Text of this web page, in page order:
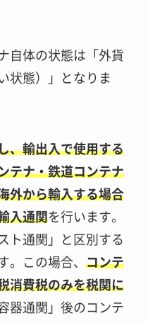
自体の状態は「外貨
状態）」となりま
、輸出入で使用する
テナ・鉄道コンテナ
外から輸入する場合
入通関を行います。
ト通関」と区別する
。この場合、 コンテ
消費税のみを税関に
器通関」後のコンテ